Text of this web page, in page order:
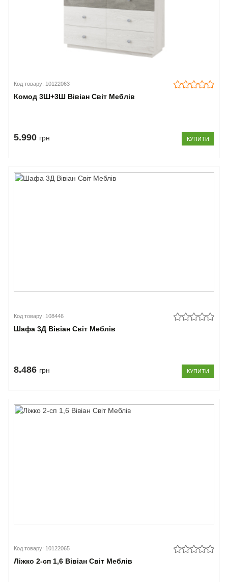
Код товару: 10122063
Комод 3Ш+3Ш Вівіан Світ Меблів
5.990 грн КУПИТИ
Код товару: 108446
Шафа 3Д Вівіан Світ Меблів
8.486 грн КУПИТИ
Код товару: 10122065
Ліжко 2-сп 1,6 Вівіан Світ Меблів